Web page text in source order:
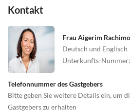
Kontakt
Frau Aigerim
Deutsch und Englisch
Unterkunfts-Nummer:
Telefonnummer des Gastgebers
Bitte geben Sie weitere Details ein, um
Gastgebers zu erhalten